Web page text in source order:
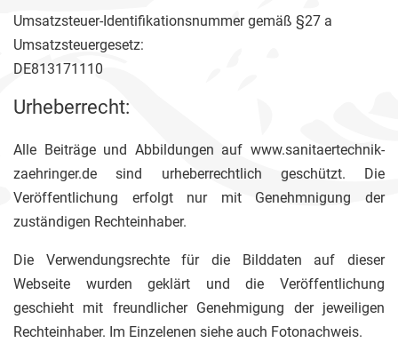
Umsatzsteuer-Identifikationsnummer gemäß §27 a
Umsatzsteuergesetz:
DE813171110
Urheberrecht:
Alle Beiträge und Abbildungen auf www.sanitaertechnik-
zaehringer.de sind urheberrechtlich geschützt. Die
Veröffentlichung erfolgt nur mit Genehmnigung der
zuständigen Rechteinhaber.
Die Verwendungsrechte für die Bilddaten auf dieser
Webseite wurden geklärt und die Veröffentlichung
geschieht mit freundlicher Genehmigung der jeweiligen
Rechteinhaber. Im Einzelenen siehe auch Fotonachweis.